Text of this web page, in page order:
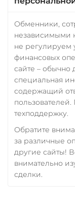
Обменники,
независимыми
не регулируем
финансовых
сайте – обычно
специальная
содержащий
техподдержку.
Обратите
за различные
другие сайты!
внимательно
сделки.